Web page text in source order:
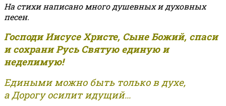
На стихи написано много душевных и духовных
песен.
Господи Иисусе Христе, Сыне Божий, спаси
и сохрани Русь Святую единую и
неделимую!
Едиными можно быть только в духе,
а Дорогу осилит идущий...